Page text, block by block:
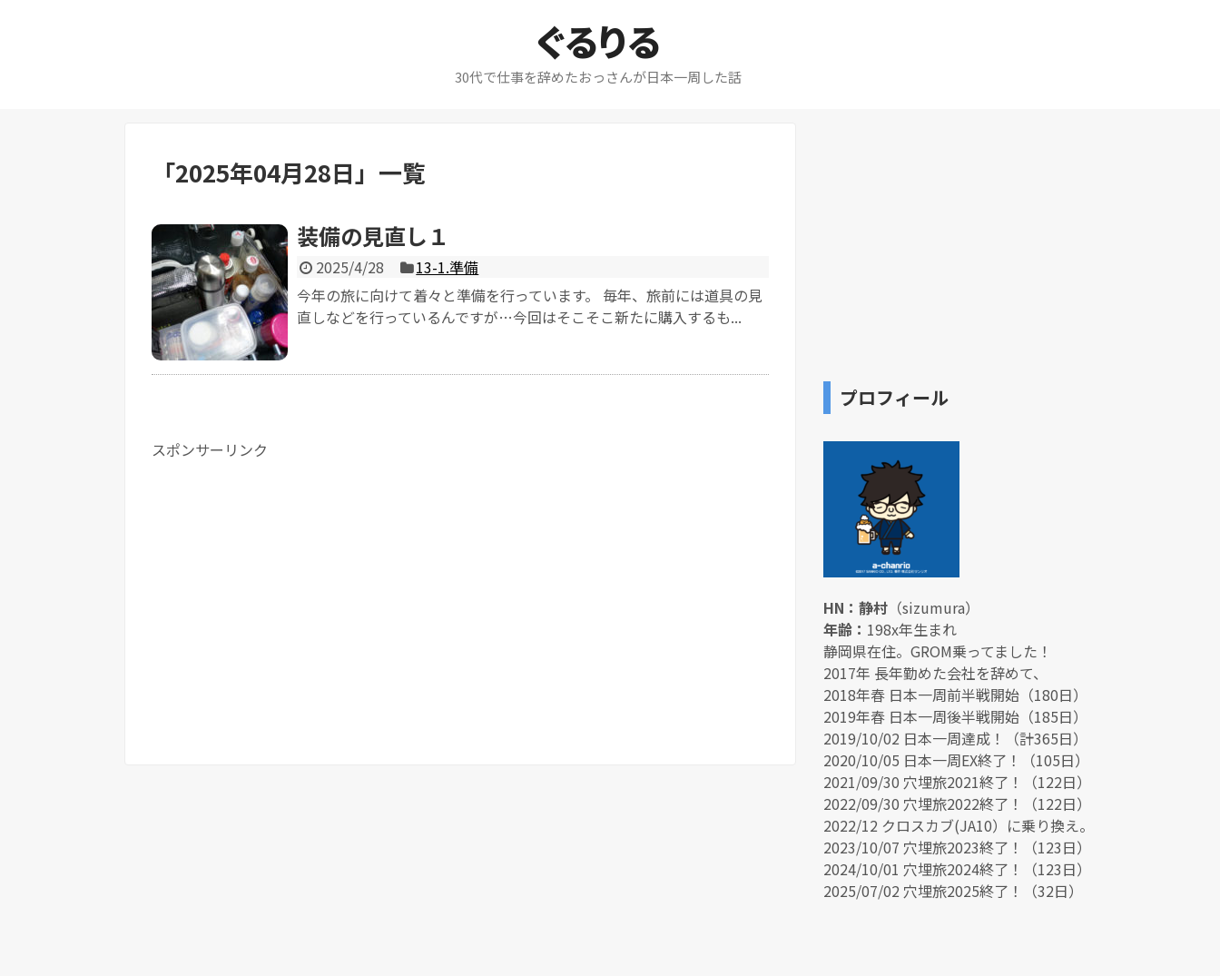
ぐるりる
30代で仕事を辞めたおっさんが日本一周した話
「2025年04月28日」 一覧
装備の見直し１
2025/4/28
13-1.準備
今年の旅に向けて着々と準備を行っています。 毎年、旅前には道具の見
直しなどを行っているんですが…今回はそこそこ新たに購入するも...
スポンサーリンク
プロフィール
HN：静村 （sizumura）
年齢： 198x年生まれ
静岡県在住。GROM乗ってました！
2017年 長年勤めた会社を辞めて、
2018年春 日本一周前半戦開始（180日）
2019年春 日本一周後半戦開始（185日）
2019/10/02 日本一周達成！（計365日）
2020/10/05 日本一周EX終了！（105日）
2021/09/30 穴埋旅2021終了！（122日）
2022/09/30 穴埋旅2022終了！（122日）
2022/12 クロスカブ(JA10）に乗り換え。
2023/10/07 穴埋旅2023終了！（123日）
2024/10/01 穴埋旅2024終了！（123日）
2025/07/02 穴埋旅2025終了！（32日）